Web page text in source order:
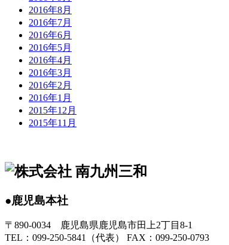
2016年8月
2016年7月
2016年6月
2016年5月
2016年4月
2016年3月
2016年2月
2016年1月
2015年12月
2015年11月
●鹿児島本社
〒890-0034 鹿児島県鹿児島市田上2丁目8-1
TEL：099-250-5841（代表） FAX：099-250-0793